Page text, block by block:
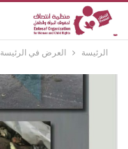
الرئيسة العرض في الرئيسة